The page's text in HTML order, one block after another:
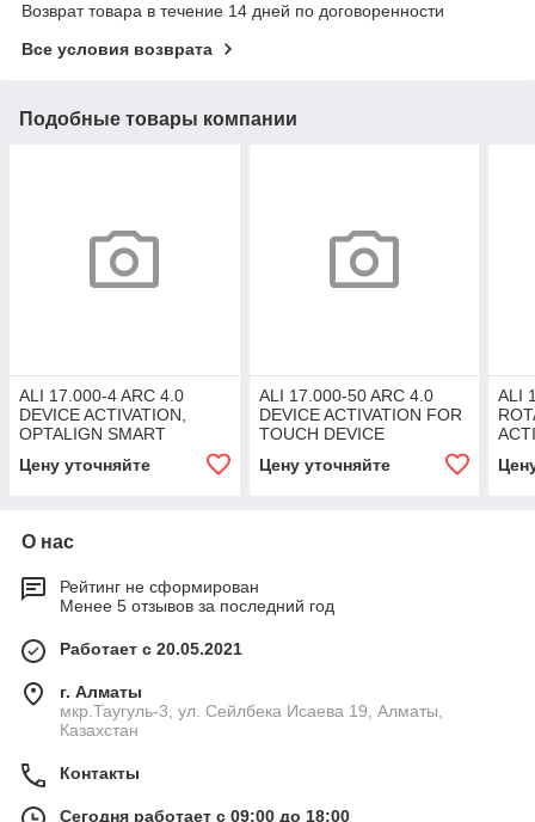
Возврат товара в течение 14 дней по договоренности
Все условия возврата
Подобные товары компании
ALI 17.000-4 ARC 4.0
DEVICE ACTIVATION,
OPTALIGN SMART
Цену уточняйте
ALI 17.000-50 ARC 4.0
DEVICE ACTIVATION FOR
TOUCH DEVICE
Цену уточняйте
ALI
О нас
Рейтинг не сформирован
Менее 5 отзывов за последний год
Работает с 20.05.2021
г. Алматы
мкр.Таугуль-3, ул. Сейлбека Исаева 19, Алматы,
Казахстан
Контакты
Сегодня работает с 09:00 до 18:00